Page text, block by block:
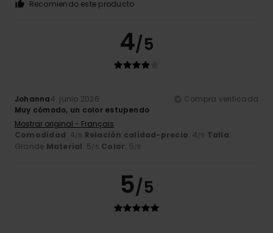
Recomiendo este producto
4/5
Johanna4. junio 2026
Compra verificada
Muy cómodo, un color estupendo
Mostrar original - Français
Comodidad: 4/5 Relación calidad-precio: 4/5 Talla:
Grande Material: 5/5 Color: 5/5
5/5